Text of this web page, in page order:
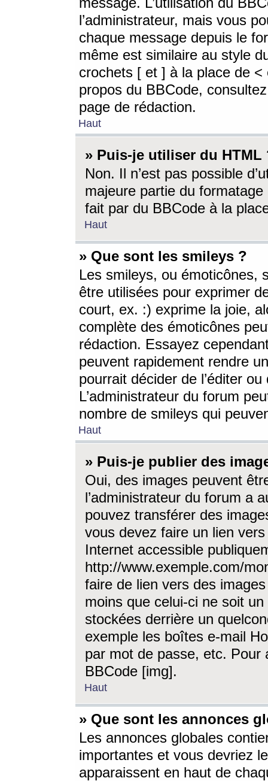
l’administrateur, mais vous
chaque message depuis le
même est similaire au style
crochets [ et ] à la place de <
propos du BBCode,
page de rédaction.
Haut
» Puis-je utiliser du HTML
Non. Il n’est pas possible
majeure partie du
fait par du BBCode à la
Haut
» Que sont les smileys ?
Les smileys, ou émoticônes,
être utilisées pour exprimer
court, ex. :) exprime la joie,
complète des émoticônes
rédaction. Essayez
peuvent rapidement rendre
pourrait décider de l’éditer
L’administrateur du forum
nombre de smileys qui
Haut
» Puis-je publier des
Oui, des images peuvent
l’administrateur du forum a
pouvez transférer des
vous devez faire un lien
Internet accessible
http://www.exemple.com/
faire de lien vers des
moins que celui-ci ne soit
stockées derrière un
exemple les boîtes e-mail
par mot de passe, etc. Pour
BBCode [img].
Haut
» Que sont les annonces
Les annonces globales
importantes et vous devriez
apparaissent en haut de